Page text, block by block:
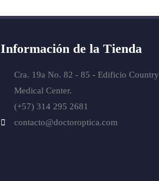
Información de la Tienda
Cra. 19a No. 82 - 85 - Edificio Country
Medical Center.
(+57) 314 295 2681
contacto@doctoroptica.com